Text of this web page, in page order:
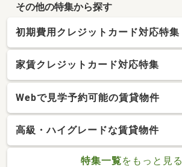
その他の特集から探す
初期費用クレジットカード対応特集
家賃クレジットカード対応特集
Webで見学予約可能の賃貸物件
高級・ハイグレードな賃貸物件
特集一覧をもっと見る